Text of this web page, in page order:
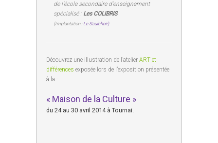
de l'école secondaire d'enseignement
spécialisé : Les COLIBRIS
(Implantation :Le Saulchoir)
Découvrez une illustration de l’atelier ART et
différences exposée lors de l’exposition présentée
à la :
« Maison de la Culture »
du 24 au 30 avril 2014 à Tournai.